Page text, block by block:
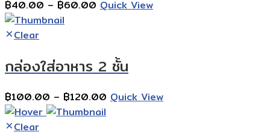
฿40.00 – ฿60.00 Price
฿60.00
Quick View
Clear
กล่องใส่อาหาร 2 ชั้น
฿100.00 – ฿120.00 Price
Quick View
Clear